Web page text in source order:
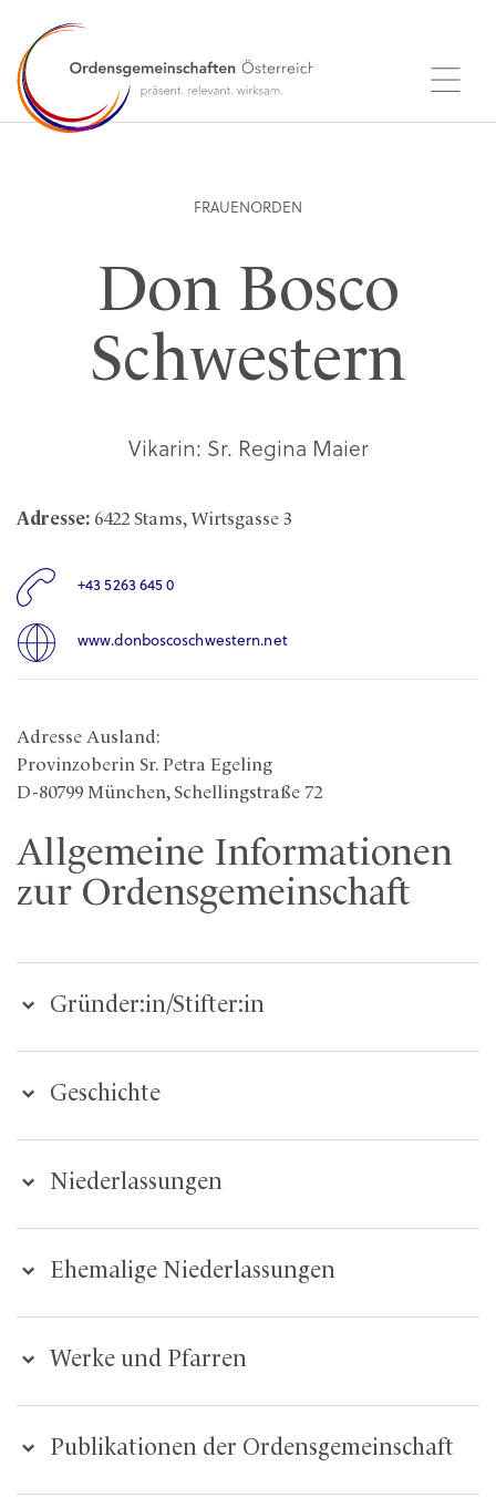
FRAUENORDEN
Don Bosco
Schwestern
Vikarin: Sr. Regina Maier
Adresse: 6422 Stams, Wirtsgasse 3
+43 5263 645 0
www.donboscoschwestern.net
Adresse Ausland:
Provinzoberin Sr. Petra Egeling
D-80799 München, Schellingstraße 72
Allgemeine Informationen
zur Ordensgemeinschaft
Gründer:in/Stifter:in
Geschichte
Niederlassungen
Ehemalige Niederlassungen
Werke und Pfarren
Publikationen der Ordensgemeinschaft